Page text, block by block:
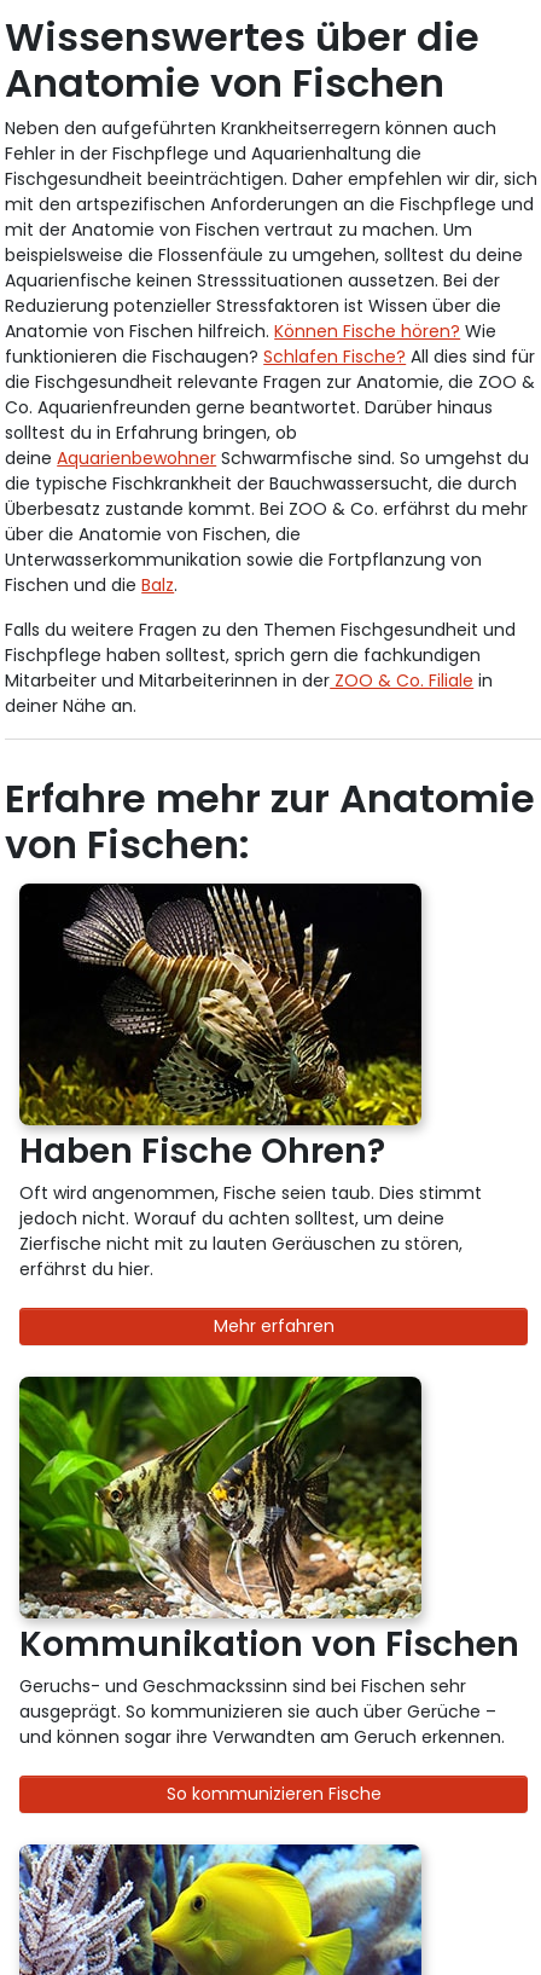
Wissenswertes über die
Anatomie von Fischen
Neben den aufgeführten Krankheitserregern können auch
Fehler in der Fischpflege und Aquarienhaltung die
Fischgesundheit beeinträchtigen. Daher empfehlen wir dir, sich
mit den artspezifischen Anforderungen an die Fischpflege und
mit der Anatomie von Fischen vertraut zu machen. Um
beispielsweise die Flossenfäule zu umgehen, solltest du deine
Aquarienfische keinen Stresssituationen aussetzen. Bei der
Reduzierung potenzieller Stressfaktoren ist Wissen über die
Anatomie von Fischen hilfreich.Können Fische hören? Wie
funktionieren die Fischaugen?Schlafen Fische? All dies sind für
die Fischgesundheit relevante Fragen zur Anatomie, die ZOO &
Co. Aquarienfreunden gerne beantwortet. Darüber hinaus
solltest du in Erfahrung bringen, ob
deineAquarienbewohner Schwarmfische sind. So umgehst du
die typische Fischkrankheit der Bauchwassersucht, die durch
Überbesatz zustande kommt. Bei ZOO & Co. erfährst du mehr
über die Anatomie von Fischen, die
Unterwasserkommunikation sowie die Fortpflanzung von
Fischen und dieBalz.
Falls du weitere Fragen zu den Themen Fischgesundheit und
Fischpflege haben solltest, sprich gern die fachkundigen
Mitarbeiter und Mitarbeiterinnen in der ZOO & Co. Filiale in
deiner Nähe an.
Erfahre mehr zur Anatomie
von Fischen:
Haben Fische Ohren?
Oft wird angenommen, Fische seien taub. Dies stimmt
jedoch nicht. Worauf du achten solltest, um deine
Zierfische nicht mit zu lauten Geräuschen zu stören,
erfährst du hier.
Mehr erfahren
Kommunikation von Fischen
Geruchs- und Geschmackssinn sind bei Fischen sehr
ausgeprägt. So kommunizieren sie auch über Gerüche –
und können sogar ihre Verwandten am Geruch erkennen.
So kommunizieren Fische